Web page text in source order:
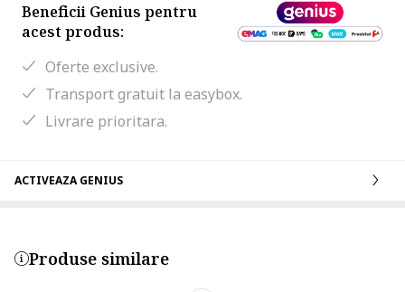
Beneficii Genius pentru
acest produs:
Oferte exclusive.
Transport gratuit la easybox.
Livrare prioritara.
ACTIVEAZA GENIUS
Produse similare